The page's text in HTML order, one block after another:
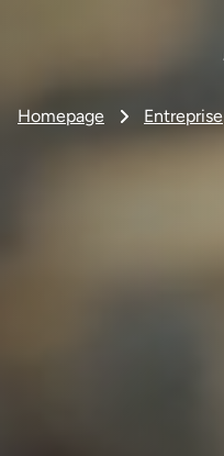
Homepage Entreprise